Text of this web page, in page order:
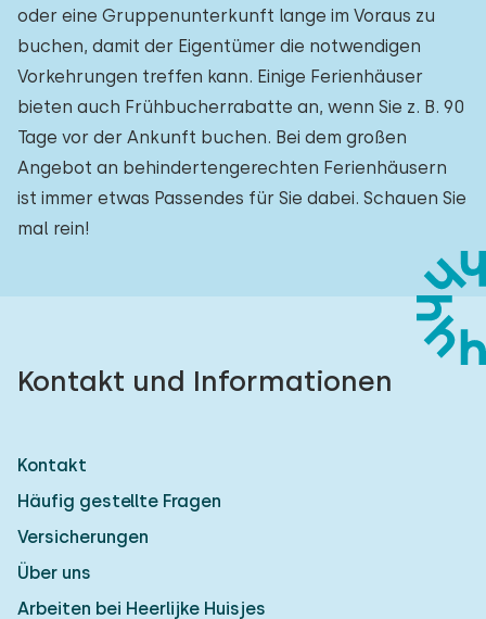
oder eine Gruppenunterkunft lange im Voraus zu
buchen, damit der Eigentümer die notwendigen
Vorkehrungen treffen kann. Einige Ferienhäuser
bieten auch Frühbucherrabatte an, wenn Sie z. B. 90
Tage vor der Ankunft buchen. Bei dem großen
Angebot an behindertengerechten Ferienhäusern
ist immer etwas Passendes für Sie dabei. Schauen Sie
mal rein!
Kontakt und Informationen
Kontakt
Häufig gestellte Fragen
Versicherungen
Über uns
Arbeiten bei Heerlijke Huisjes